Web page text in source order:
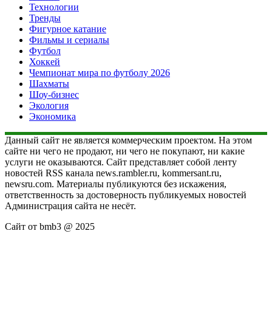
Технологии
Тренды
Фигурное катание
Фильмы и сериалы
Футбол
Хоккей
Чемпионат мира по футболу 2026
Шахматы
Шоу-бизнес
Экология
Экономика
Данный сайт не является коммерческим проектом. На этом
сайте ни чего не продают, ни чего не покупают, ни какие
услуги не оказываются. Сайт представляет собой ленту
новостей RSS канала news.rambler.ru, kommersant.ru,
newsru.com. Материалы публикуются без искажения,
ответственность за достоверность публикуемых новостей
Администрация сайта не несёт.
Сайт от bmb3 @ 2025